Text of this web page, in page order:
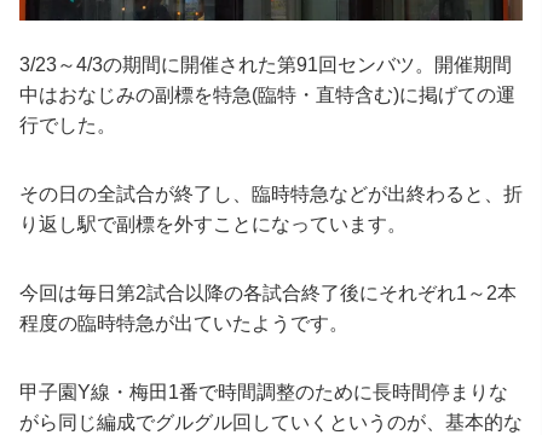
3/23～4/3の期間に開催された第91回センバツ。開催期間
中はおなじみの副標を特急(臨特・直特含む)に掲げての運
行でした。
その日の全試合が終了し、臨時特急などが出終わると、折
り返し駅で副標を外すことになっています。
今回は毎日第2試合以降の各試合終了後にそれぞれ1～2本
程度の臨時特急が出ていたようです。
甲子園Y線・梅田1番で時間調整のために長時間停まりな
がら同じ編成でグルグル回していくというのが、基本的な